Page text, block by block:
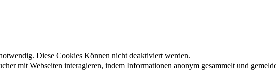
Diese Cookies Können nicht deaktiviert werden.
mit Webseiten interagieren, indem Informationen anonym gesammelt und